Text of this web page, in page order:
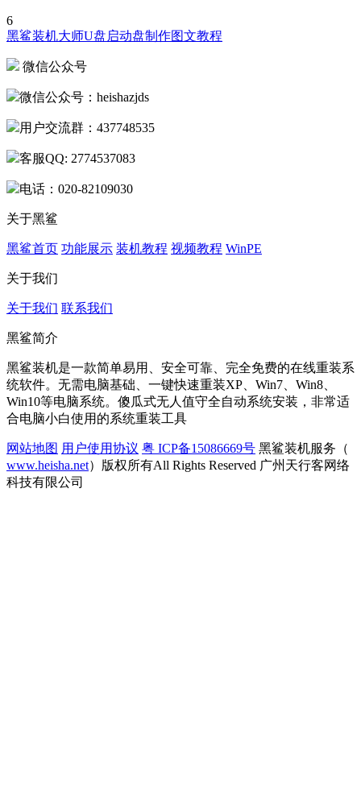
6
黑鲨装机大师U盘启动盘制作图文教程
微信公众号
微信公众号：heishazjds
用户交流群：437748535
客服QQ: 2774537083
电话：020-82109030
关于黑鲨
黑鲨首页 功能展示 装机教程 视频教程 WinPE
关于我们
关于我们 联系我们
黑鲨简介
黑鲨装机是一款简单易用、安全可靠、完全免费的在线重装系
统软件。无需电脑基础、一键快速重装XP、Win7、Win8、
Win10等电脑系统。傻瓜式无人值守全自动系统安装，非常适
合电脑小白使用的系统重装工具
网站地图 用户使用协议 粤 ICP备15086669号 黑鲨装机服务（
www.heisha.net）版权所有All Rights Reserved 广州天行客网络
科技有限公司